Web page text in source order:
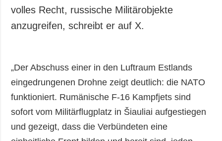
volles Recht, russische Militärobjekte
anzugreifen, schreibt er auf X.
„Der Abschuss einer in den Luftraum Estlands
eingedrungenen Drohne zeigt deutlich: die NATO
funktioniert. Rumänische F-16 Kampfjets sind
sofort vom Militärflugplatz in Šiauliai aufgestiegen
und gezeigt, dass die Verbündeten eine